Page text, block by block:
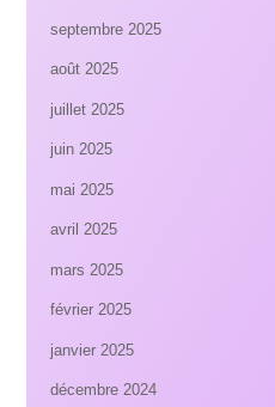
septembre 2025
août 2025
juillet 2025
juin 2025
mai 2025
avril 2025
mars 2025
février 2025
janvier 2025
décembre 2024